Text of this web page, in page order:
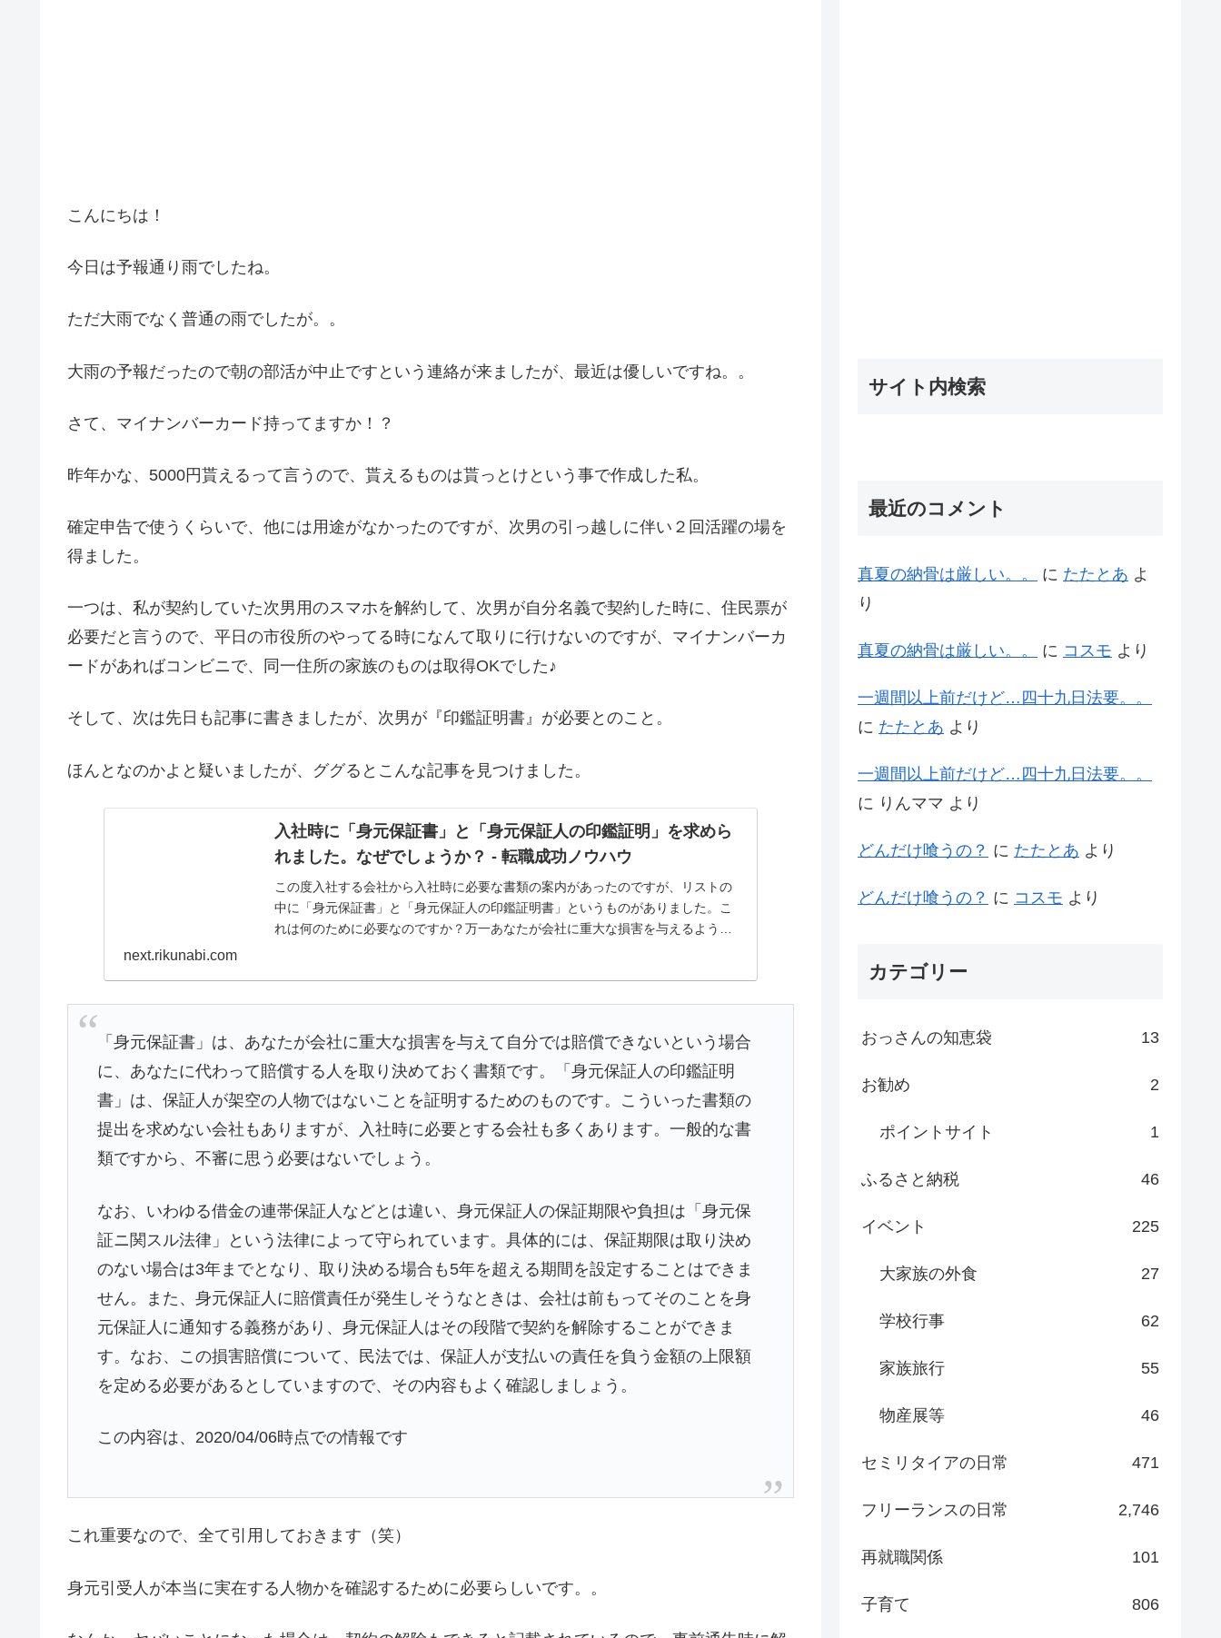
こんにちは！
今日は予報通り雨でしたね。
ただ大雨でなく普通の雨でしたが。。
大雨の予報だったので朝の部活が中止ですという連絡が来ましたが、最近は優しいですね。。
さて、マイナンバーカード持ってますか！？
昨年かな、5000円貰えるって言うので、貰えるものは貰っとけという事で作成した私。
確定申告で使うくらいで、他には用途がなかったのですが、次男の引っ越しに伴い２回活躍の場を
得ました。
一つは、私が契約していた次男用のスマホを解約して、次男が自分名義で契約した時に、住民票が
必要だと言うので、平日の市役所のやってる時になんて取りに行けないのですが、マイナンバーカ
ードがあればコンビニで、同一住所の家族のものは取得OKでした♪
そして、次は先日も記事に書きましたが、次男が『印鑑証明書』が必要とのこと。
ほんとなのかよと疑いましたが、ググるとこんな記事を見つけました。
入社時に「身元保証書」と「身元保証人の印鑑証明」を求めら
れました。なぜでしょうか？ - 転職成功ノウハウ
この度入社する会社から入社時に必要な書類の案内があったのですが、リストの
中に「身元保証書」と「身元保証人の印鑑証明書」というものがありました。こ
れは何のために必要なのですか？万一あなたが会社に重大な損害を与えるような
next.rikunabi.com
「身元保証書」は、あなたが会社に重大な損害を与えて自分では賠償できないという場合
に、あなたに代わって賠償する人を取り決めておく書類です。「身元保証人の印鑑証明
書」は、保証人が架空の人物ではないことを証明するためのものです。こういった書類の
提出を求めない会社もありますが、入社時に必要とする会社も多くあります。一般的な書
類ですから、不審に思う必要はないでしょう。
なお、いわゆる借金の連帯保証人などとは違い、身元保証人の保証期限や負担は「身元保
証ニ関スル法律」という法律によって守られています。具体的には、保証期限は取り決め
のない場合は3年までとなり、取り決める場合も5年を超える期間を設定することはできま
せん。また、身元保証人に賠償責任が発生しそうなときは、会社は前もってそのことを身
元保証人に通知する義務があり、身元保証人はその段階で契約を解除することができま
す。なお、この損害賠償について、民法では、保証人が支払いの責任を負う金額の上限額
を定める必要があるとしていますので、その内容もよく確認しましょう。
この内容は、2020/04/06時点での情報です
これ重要なので、全て引用しておきます（笑）
身元引受人が本当に実在する人物かを確認するために必要らしいです。。
サイト内検索
最近のコメント
真夏の納骨は厳しい。。 に たたとあ よ
り
真夏の納骨は厳しい。。 に コスモ より
一週間以上前だけど…四十九日法要。。
に たたとあ より
一週間以上前だけど…四十九日法要。。
に りんママ より
どんだけ喰うの？ に たたとあ より
どんだけ喰うの？ に コスモ より
カテゴリー
おっさんの知恵袋 13
お勧め 2
ポイントサイト 1
ふるさと納税 46
イベント 225
大家族の外食 27
学校行事 62
家族旅行 55
物産展等 46
セミリタイアの日常 471
フリーランスの日常 2,746
再就職関係 101
子育て 806